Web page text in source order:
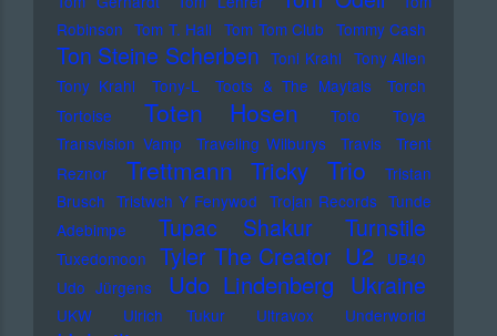
Robinson Tom T. Hall Tom Tom Club Tommy Cash
Ton Steine Scherben Toni Krahl Tony Allen
Tony Krahl
Tony-L Toots & The Maytals
Torch
Tortoise
Toten Hosen Toto
Toya
Transvision Vamp
Traveling Wilburys Travis
Trent
Reznor
Trettmann Tricky Trio
Tristan
Brusch Tristwch Y Fenywod Trojan Records Tunde
Adebimpe
Tupac Shakur Turnstile
Tuxedomoon Tyler The Creator U2
UB40
Udo Jürgens
Udo Lindenberg Ukraine
UKW Ulrich Tukur Ultravox Underworld